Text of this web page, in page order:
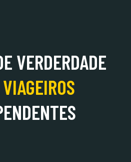
VERDERDADE
VIAGEIROS